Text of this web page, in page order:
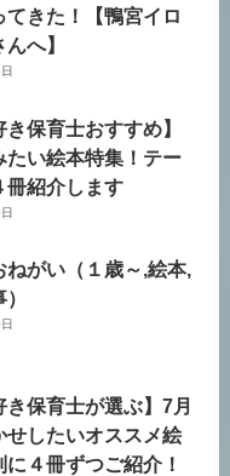
てきた！【鴨宮イロ
へ】
き保育士おすすめ】
たい絵本特集！テー
冊紹介します
ねがい（１歳～,絵本,
き保育士が選ぶ】7月
せしたいオススメ絵
４冊ずつご紹介！